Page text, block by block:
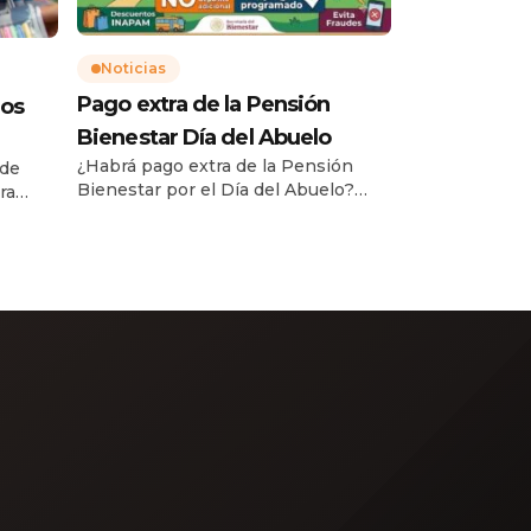
Noticias
Pago extra de la Pensión
Bienestar Día del Abuelo
¿Habrá pago extra de la Pensión
Bienestar por el Día del Abuelo?
—, miles de beneficiarios de los